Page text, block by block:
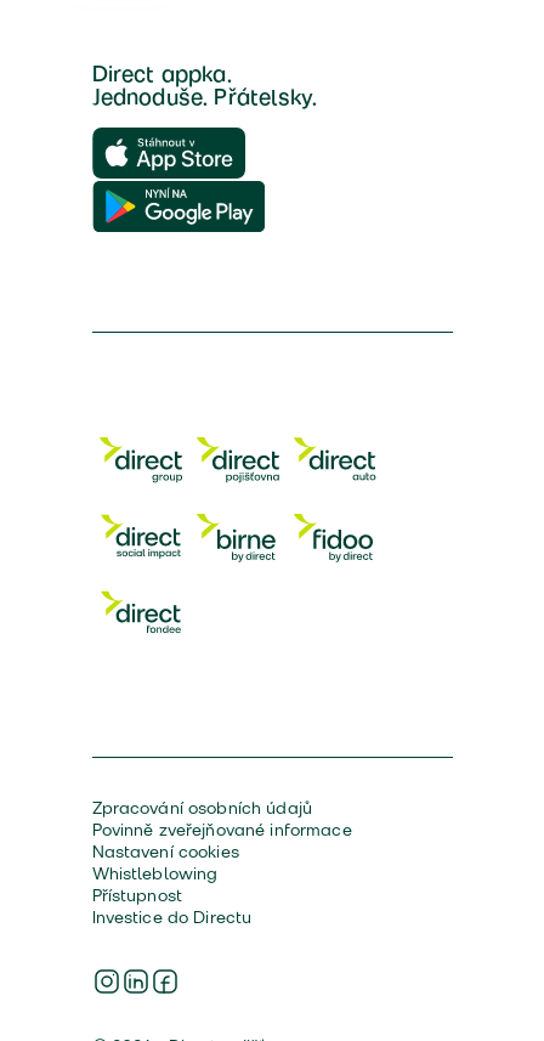
Direct appka.
Jednoduše. Přátelsky.
Zpracování osobních údajů
Povinně zveřejňované informace
Nastavení cookies
Whistleblowing
Přístupnost
Investice do Directu